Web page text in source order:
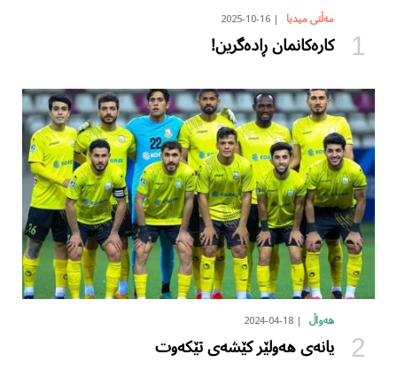
مەڵتی میدیا 2025-10-16
کارەکانمان ڕادەگرین!
هەواڵ 2024-04-18
یانەی هەولێر کێشەی تێکەوت